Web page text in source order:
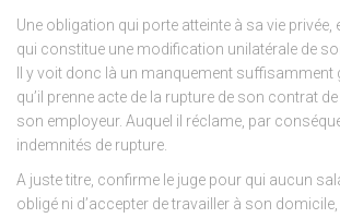
Une obligation qui porte atteinte à sa vie privée,
qui constitue une modification unilatérale de
Il y voit donc là un manquement suffisamment
qu’il prenne acte de la rupture de son contrat
son employeur. Auquel il réclame, par
indemnités de rupture.
A juste titre, confirme le juge pour qui aucun
obligé ni d’accepter de travailler à son domicile,